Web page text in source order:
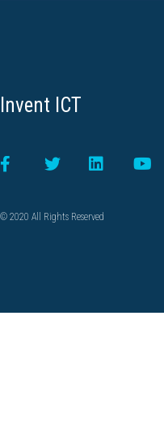
Invent ICT
© 2020 All Rights Reserved